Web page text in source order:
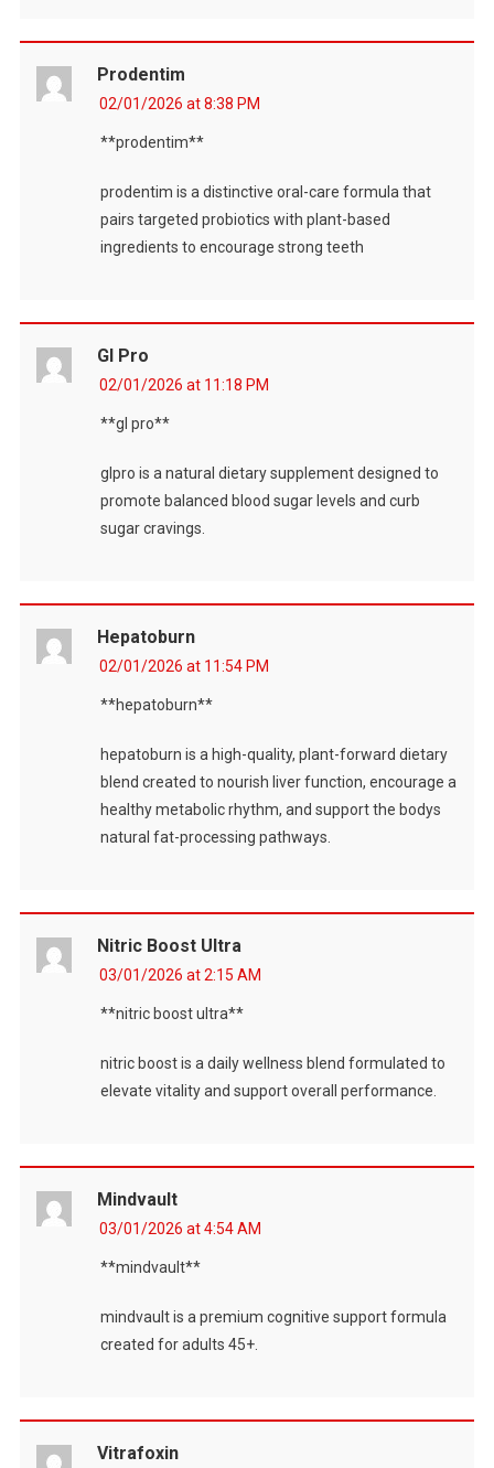
Prodentim
02/01/2026 at 8:38 PM
**prodentim**
prodentim is a distinctive oral-care formula that
pairs targeted probiotics with plant-based
ingredients to encourage strong teeth
Gl Pro
02/01/2026 at 11:18 PM
**gl pro**
glpro is a natural dietary supplement designed to
promote balanced blood sugar levels and curb
sugar cravings.
Hepatoburn
02/01/2026 at 11:54 PM
**hepatoburn**
hepatoburn is a high-quality, plant-forward dietary
blend created to nourish liver function, encourage a
healthy metabolic rhythm, and support the bodys
natural fat-processing pathways.
Nitric Boost Ultra
03/01/2026 at 2:15 AM
**nitric boost ultra**
nitric boost is a daily wellness blend formulated to
elevate vitality and support overall performance.
Mindvault
03/01/2026 at 4:54 AM
**mindvault**
mindvault is a premium cognitive support formula
created for adults 45+.
Vitrafoxin